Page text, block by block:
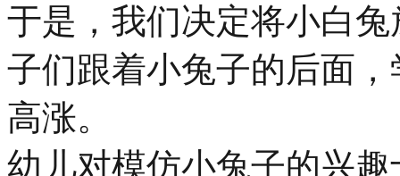
于是，我们决定将小白
子们跟着小兔子的后面
高涨。
幼儿对模仿小兔子的兴